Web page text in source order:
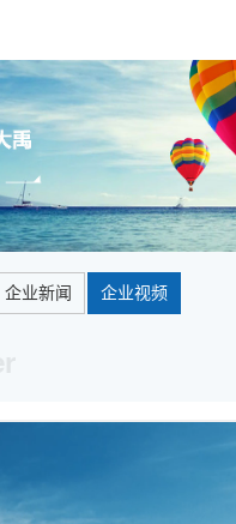
企业新闻 企业视频